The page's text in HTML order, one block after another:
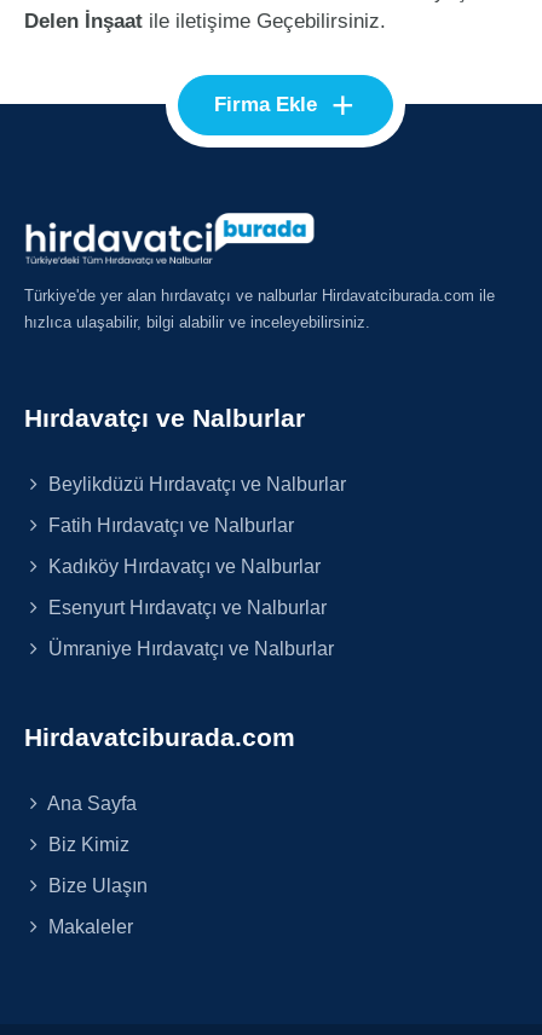
Delen İnşaat ile iletişime Geçebilirsiniz.
Firma Ekle +
Türkiye'de yer alan hırdavatçı ve nalburlar Hirdavatciburada.com ile
hızlıca ulaşabilir, bilgi alabilir ve inceleyebilirsiniz.
Hırdavatçı ve Nalburlar
Beylikdüzü Hırdavatçı ve Nalburlar
Fatih Hırdavatçı ve Nalburlar
Kadıköy Hırdavatçı ve Nalburlar
Esenyurt Hırdavatçı ve Nalburlar
Ümraniye Hırdavatçı ve Nalburlar
Hirdavatciburada.com
Ana Sayfa
Biz Kimiz
Bize Ulaşın
Makaleler